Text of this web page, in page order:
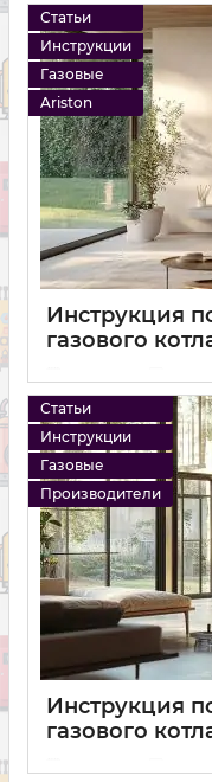
14 12 2024 0
Статьи
Инструкции
Газовые
Ariston
Инструкция
газового
Статьи
Инструкции
Газовые
Производители
Инструкция
газового